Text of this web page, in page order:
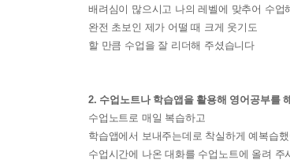
배려심이 많으시고 나의 레벨에 맞추어 수업
완전 초보인 제가 어떨 때 크게 웃기도
할 만큼 수업을 잘 리더해 주셨습니다
2. 수업노트나 학습앱을 활용해 영어공부를
수업노트로 매일 복습하고
학습앱에서 보내주는데로 착실하게 예복습했
수업시간에 나온 대화를 수업노트에 올려 주